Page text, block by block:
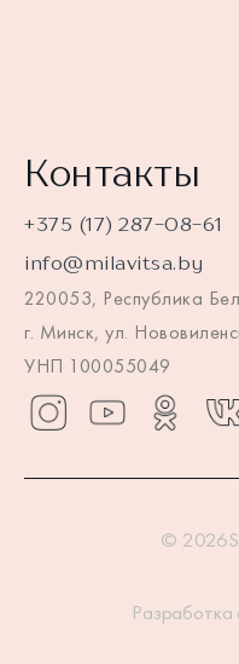
Контакты
+375 (17) 287-08-61
info@milavitsa.by
220053, Республика
г. Минск, ул.
УНП 100055049
©